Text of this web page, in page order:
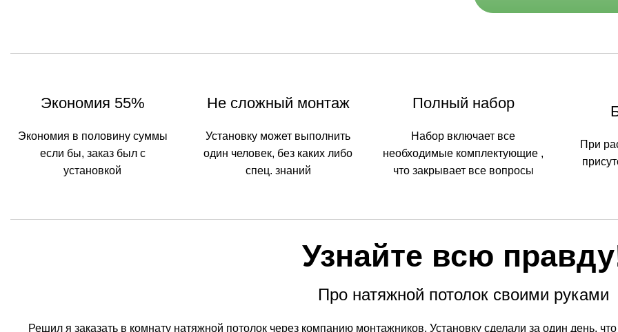
Экономия 55%
Экономия в половину суммы
если бы, заказ был с
установкой
Не сложный монтаж
Установку может выполнить
один человек, без каких либо
спец. знаний
Полный набор
Набор включает все
необходимые комплектующие ,
что закрывает все вопросы
При
Узнайте всю
Про натяжной потолок своими руками
Решил я заказать в комнату натяжной потолок через компанию монтажников. Установку сделали за один день,